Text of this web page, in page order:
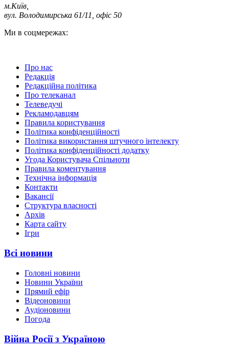
м.Київ
вул. Володимирська 61/11, офіс 50
Ми в соцмережах:
Про нас
Редакція
Редакційна політика
Про телеканал
Телеведучі
Рекламодавцям
Правила користування
Політика конфіденційності
Політика використання штучного інтелекту
Політика конфіденційності додатку
Угода Користувача Спільноти
Правила коментування
Технічна інформація
Контакти
Вакансії
Структура власності
Архів
Карта сайту
Ігри
Всі новини
Головні новини
Новини України
Прямий ефір
Відеоновини
Аудіоновини
Погода
Війна Росії з Україною